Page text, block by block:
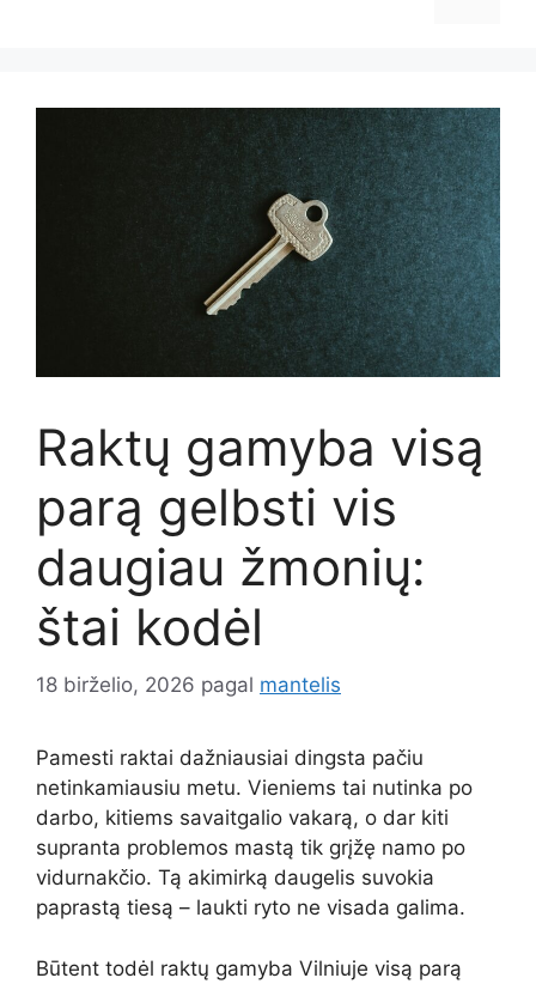
Raktų gamyba visą
parą gelbsti vis
daugiau žmonių:
štai kodėl
18 birželio, 2026 pagal mantelis
Pamesti raktai dažniausiai dingsta pačiu
netinkamiausiu metu. Vieniems tai nutinka po
darbo, kitiems savaitgalio vakarą, o dar kiti
supranta problemos mastą tik grįžę namo po
vidurnakčio. Tą akimirką daugelis suvokia
paprastą tiesą – laukti ryto ne visada galima.
Būtent todėl raktų gamyba Vilniuje visą parą